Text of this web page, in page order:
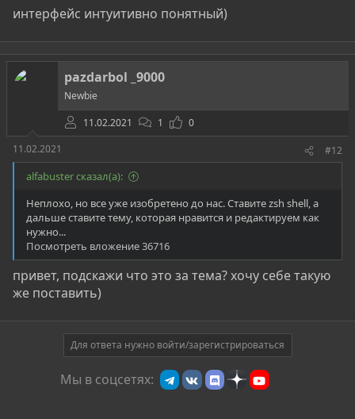
интерфейс интуитивно понятный)
pazdarbol _9000
Newbie
11.02.2021
1
0
11.02.2021
#12
alfabuster сказал(а):
Неплохо, но все уже изобретено до нас. Ставите zsh shell, а
дальше ставите тему, которая нравится и редактируем как
нужно...
Посмотреть вложение 36716
привет, подскажи что это за тема? хочу себе такую
же поставить)
Для ответа нужно войти/зарегистрироваться
Мы в соцсетях: